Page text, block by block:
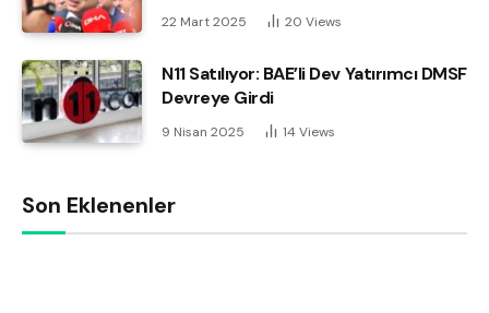
22 Mart 2025 20 Views
N11 Satılıyor: BAE’li Dev Yatırımcı DMSF
Devreye Girdi
9 Nisan 2025 14 Views
Son Eklenenler